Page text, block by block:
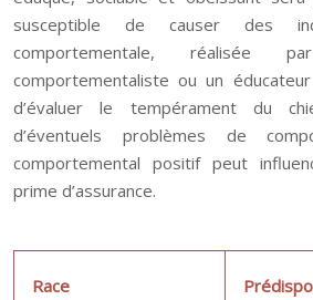
susceptible de causer des
comportementale, réalisée
comportementaliste ou un
d’évaluer le tempérament du
d’éventuels problèmes de
comportemental positif peut
prime d’assurance.
Race